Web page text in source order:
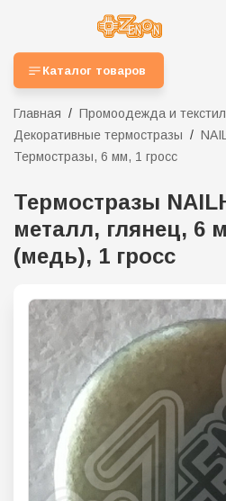
Каталог товаров
Главная
Промоодежда и
Декоративные термостразы
Термостразы, 6 мм, 1 гросс
Термостразы
металл, глянец, 6
(медь), 1 гросс